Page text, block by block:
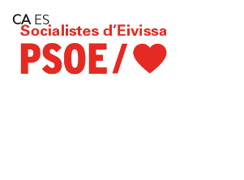
Consell Insular d'Eivissa
Services
Contact
CA ES